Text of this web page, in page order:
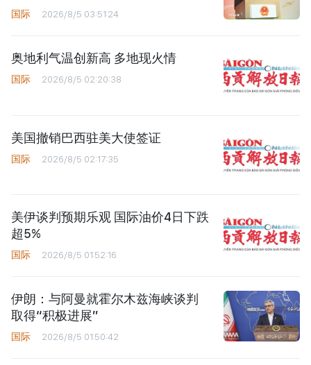
国际 2026/8/5 03:51:24
奥地利气温创新高 多地现火情
国际 2026/8/5 02:20:38
美国撤销巴西驻美大使签证
国际 2026/8/5 02:17:35
美伊谈判预期乐观 国际油价4日下跌
超5%
国际 2026/8/5 01:52:16
伊朗：与阿曼就霍尔木兹海峡谈判
取得“积极进展”
国际 2026/8/5 01:50:42